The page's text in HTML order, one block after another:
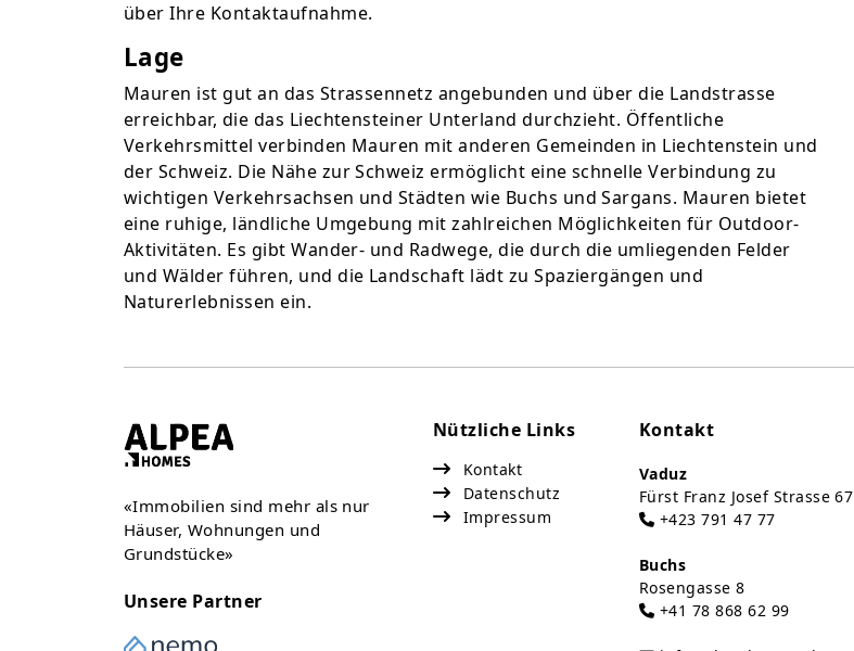
über Ihre Kontaktaufnahme.
Lage
Mauren ist gut an das Strassennetz angebunden und über die Landstrasse
erreichbar, die das Liechtensteiner Unterland durchzieht. Öffentliche
Verkehrsmittel verbinden Mauren mit anderen Gemeinden in Liechtenstein und
der Schweiz. Die Nähe zur Schweiz ermöglicht eine schnelle Verbindung zu
wichtigen Verkehrsachsen und Städten wie Buchs und Sargans. Mauren bietet
eine ruhige, ländliche Umgebung mit zahlreichen Möglichkeiten für Outdoor-
Aktivitäten. Es gibt Wander- und Radwege, die durch die umliegenden Felder
und Wälder führen, und die Landschaft lädt zu Spaziergängen und
Naturerlebnissen ein.
«Immobilien sind mehr als nur
Häuser, Wohnungen und
Grundstücke»
Unsere Partner
Nützliche Links
Kontakt
Datenschutz
Impressum
Kontakt
Vaduz
Fürst Franz Josef Strasse 67
+423 791 47 77
Buchs
Rosengasse 8
+41 78 868 62 99